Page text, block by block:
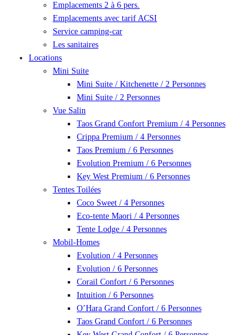
Emplacements 2 à 6 pers.
Emplacements avec tarif ACSI
Service camping-car
Les sanitaires
Locations
Mini Suite
Mini Suite / Kitchenette / 2 Personnes
Mini Suite / 2 Personnes
Vue Salin
Taos Grand Confort Premium / 4 Personnes
Crippa Premium / 4 Personnes
Taos Premium / 6 Personnes
Evolution Premium / 6 Personnes
Key West Premium / 6 Personnes
Tentes Toilées
Coco Sweet / 4 Personnes
Eco-tente Maori / 4 Personnes
Tente Lodge / 4 Personnes
Mobil-Homes
Evolution / 4 Personnes
Evolution / 6 Personnes
Corail Confort / 6 Personnes
Intuition / 6 Personnes
O’Hara Grand Confort / 6 Personnes
Taos Grand Confort / 6 Personnes